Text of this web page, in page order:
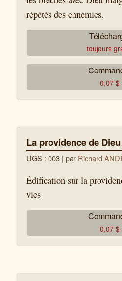
répétés des ennemies.
toujours
0,07 $
La providence de Dieu
UGS : 003 | par Richard
Édification sur la
vies
0,07 $